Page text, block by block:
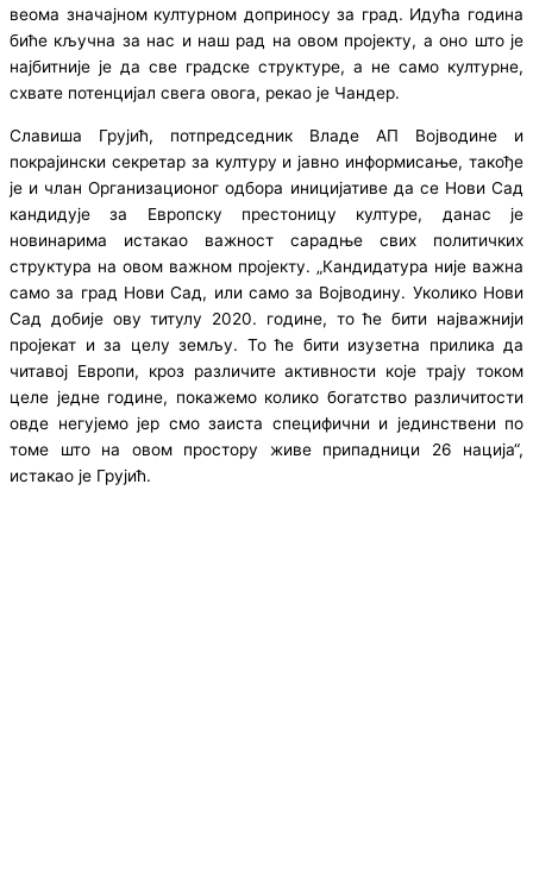
веома значајном културном доприносу за град. Идућа година
биће кључна за нас и наш рад на овом пројекту, а оно што је
најбитније је да све градске структуре, а не само културне,
схвате потенцијал свега овога, рекао је Чандер.
Славиша Грујић, потпредседник Владе АП Војводине и
покрајински секретар за културу и јавно информисање, такође
је и члан Организационог одбора иницијативе да се Нови Сад
кандидује за Европску престоницу културе, данас је
новинарима истакао важност сарадње свих политичких
структура на овом важном пројекту. „Кандидатура није важна
само за град Нови Сад, или само за Војводину. Уколико Нови
Сад добије ову титулу 2020. године, то ће бити најважнији
пројекат и за целу земљу. То ће бити изузетна прилика да
читавој Европи, кроз различите активности које трају током
целе једне године, покажемо колико богатство различитости
овде негујемо јер смо заиста специфични и јединствени по
томе што на овом простору живе припадници 26 нација“,
истакао је Грујић.